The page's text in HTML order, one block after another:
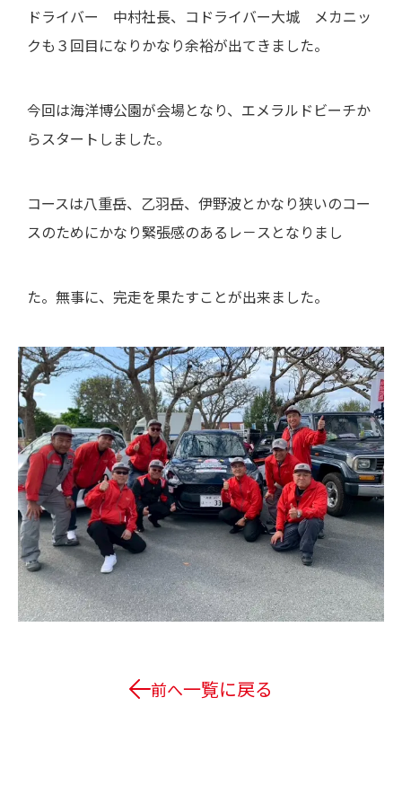
ドライバー 中村社長、コドライバー大城 メカニッ
クも３回目になりかなり余裕が出てきました。
今回は海洋博公園が会場となり、エメラルドビーチか
らスタートしました。
コースは八重岳、乙羽岳、伊野波とかなり狭いのコー
スのためにかなり緊張感のあるレ－スとなりまし
た。無事に、完走を果たすことが出来ました。
前へ一覧に戻る